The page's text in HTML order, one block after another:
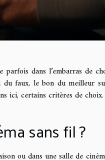
dans l’embarras de
faux, le bon du meilleur
ici, certains critères de choix.
sans fil ?
ou dans une salle de